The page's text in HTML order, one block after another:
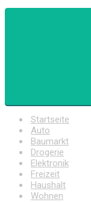
Startseite
Auto
Baumarkt
Drogerie
Elektronik
Freizeit
Haushalt
Wohnen